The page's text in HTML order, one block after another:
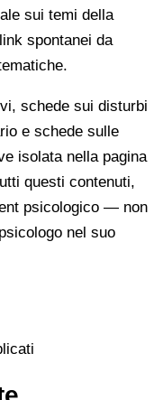
sui temi della
spontanei da
schede sui disturbi
e schede sulle
isolata nella pagina
questi contenuti,
psicologico — non
nel suo